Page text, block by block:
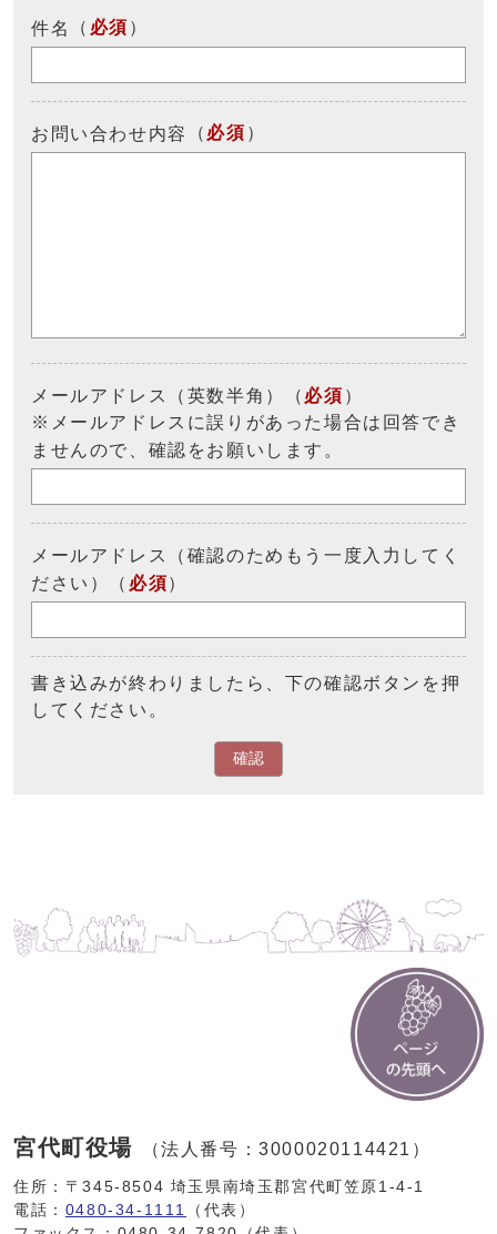
件名 （ 必須 ）
お問い合わせ内容 （ 必須 ）
メールアドレス（英数半角）（ 必須 ）
※メールアドレスに誤りがあった場合は回答でき
ませんので、確認をお願いします。
メールアドレス（確認のためもう一度入力してく
ださい）（ 必須）
書き込みが終わりましたら、下の確認ボタンを押
してください。
確認
宮代町役場 （法人番号：3000020114421）
住所：〒345-8504 埼玉県南埼玉郡宮代町笠原1-4-1
電話： 0480-34-1111
（代表）